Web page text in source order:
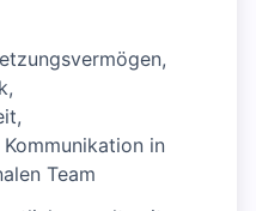
in
Team